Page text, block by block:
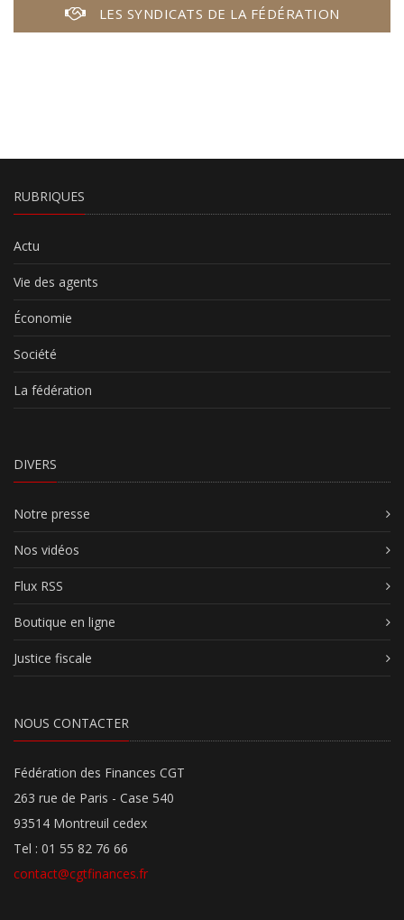
LES SYNDICATS DE LA FÉDÉRATION
RUBRIQUES
Actu
Vie des agents
Économie
Société
La fédération
DIVERS
Notre presse
Nos vidéos
Flux RSS
Boutique en ligne
Justice fiscale
NOUS CONTACTER
Fédération des Finances CGT
263 rue de Paris - Case 540
93514 Montreuil cedex
Tel : 01 55 82 76 66
contact@cgtfinances.fr